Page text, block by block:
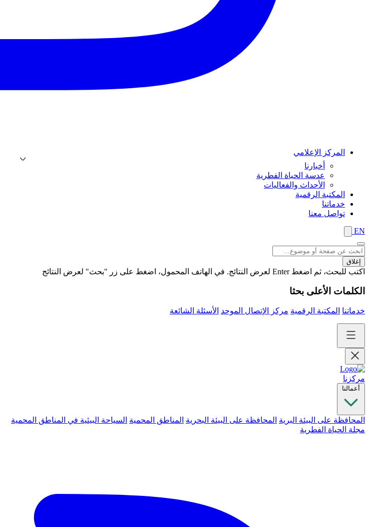
المركز الإعلامي
أخبارنا
عدسة الحياة الفطرية
الأحداث والفعاليات
المكتبة الرقمية
خدماتنا
تواصل معنا
EN
إغلاق
اكتب للبحث، ثم اضغط Enter لعرض النتائج. في الهاتف المحمول، اضغط على زر "بحث" لعرض النتائج
الكلمات الأعلى بحثا
خدماتنا المكتبة الرقمية مركز الإتصال الموحد الأسئلة الشائعة
مركزنا
أعمالنا
المحافظة على البيئة البرية المحافظة على البيئة البحرية المناطق المحمية السياحة البيئية في المناطق المحمية
مجلة الحياة الفطرية